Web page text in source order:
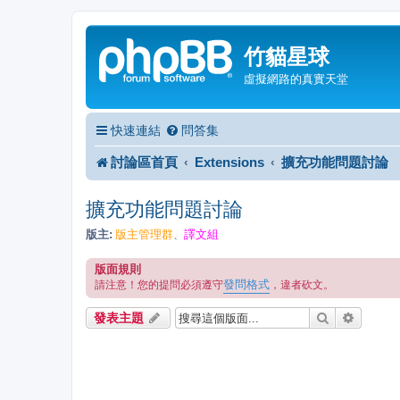
竹貓星球
虛擬網路的真實天堂
快速連結 問答集
討論區首頁 Extensions 擴充功能問題討論
擴充功能問題討論
版主: 版主管理群 譯文組
版面規則
請注意！您的提問必須遵守發問格式 ，違者砍文。
發表主題 搜尋